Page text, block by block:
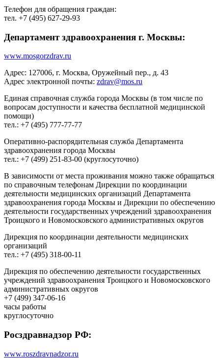
Телефон для обращения граждан:
тел. +7 (495) 627-29-93
Департамент здравоохранения г. Москвы:
www.mosgorzdrav.ru
Адрес: 127006, г. Москва, Оружейный пер., д. 43
Адрес электронной почты: zdrav@mos.ru
Единая справочная служба города Москвы (в том числе по
вопросам доступности и качества бесплатной медицинской
помощи)
тел.: +7 (495) 777-77-77
Оперативно-распорядительная служба Департамента
здравоохранения города Москвы
тел.: +7 (499) 251-83-00 (круглосуточно)
В зависимости от места проживания можно также обращаться
по справочным телефонам Дирекции по координации
деятельности медицинских организаций Департамента
здравоохранения города Москвы и Дирекции по обеспечению
деятельности государственных учреждений здравоохранения
Троицкого и Новомосковского административных округов
Дирекция по координации деятельности медицинских
организаций
тел.: +7 (495) 318-00-11
Дирекция по обеспечению деятельности государственных
учреждений здравоохранения Троицкого и Новомосковского
административных округов
+7 (499) 347-06-16
часы работы
круглосуточно
Росздравнадзор РФ:
www.roszdravnadzor.ru